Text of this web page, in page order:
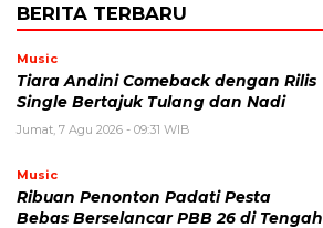
BERITA TERBARU
Music
Tiara Andini Comeback dengan Rilis
Single Bertajuk Tulang dan Nadi
Jumat, 7 Agu 2026 - 09:31 WIB
Music
Ribuan Penonton Padati Pesta
Bebas Berselancar PBB 26 di Tengah